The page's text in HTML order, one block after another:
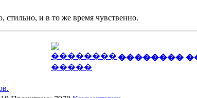
стильно, и в то же время чувственно.
��������